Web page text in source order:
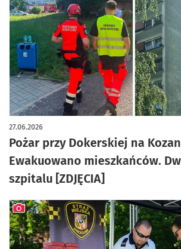
Pożar przy Dokerskiej na
Ewakuowano mieszkańców.
szpitalu [ZDJĘCIA]
27.06.2026
artykuł z galerią zdjęć